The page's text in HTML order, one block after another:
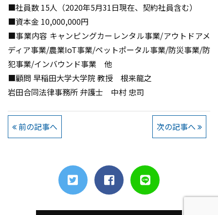
■社員数 15人（2020年5月31日現在、契約社員含む）
■資本金 10,000,000円
■事業内容 キャンピングカーレンタル事業/アウトドアメ
ディア事業/農業IoT事業/ペットポータル事業/防災事業/防
犯事業/インバウンド事業 他
■顧問 早稲田大学大学院 教授 根来龍之
岩田合同法律事務所 弁護士 中村 忠司
前の記事へ 次の記事へ